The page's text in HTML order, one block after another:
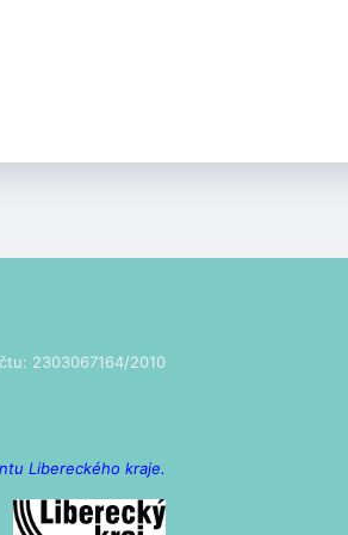
2303067164/2010
Libereckého kraje.